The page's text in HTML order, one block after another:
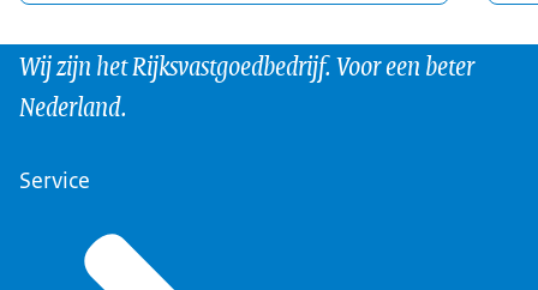
Wij zijn het Rijksvastgoedbedrijf. Voor een beter
Nederland.
Service